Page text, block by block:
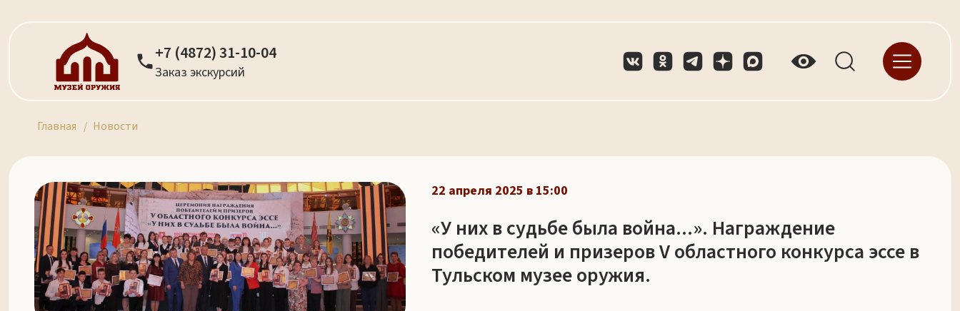
+7 (4872) 31-10-04
Заказ экскурсий
Главная Новости
22 апреля 2025 в 15:00
«У них в судьбе была война...». Награждениe
победителей и призеров V областного конкурса эссе в
Тульском музее оружия.